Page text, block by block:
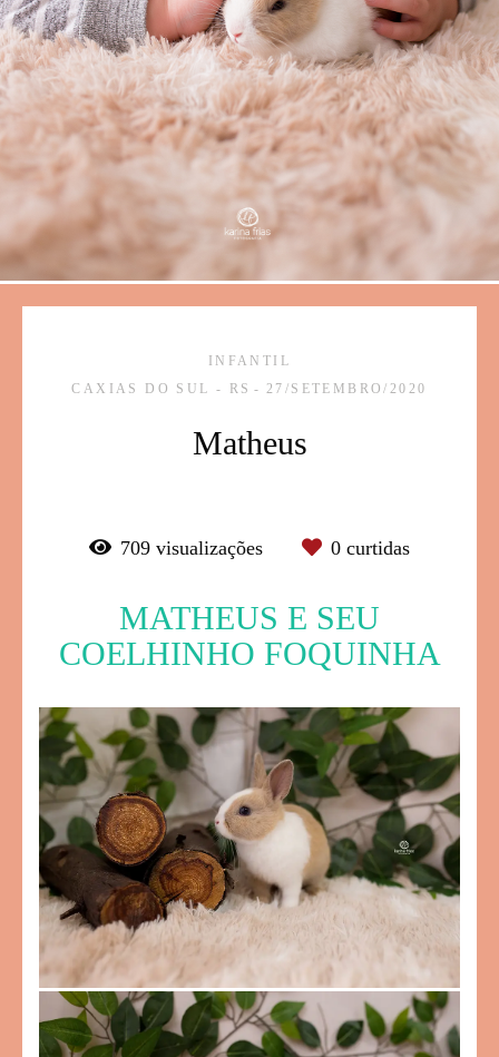
INFANTIL
CAXIAS DO SUL - RS
27/SETEMBRO/2020
Matheus
709 visualizações 0 curtidas
MATHEUS E SEU
COELHINHO FOQUINHA